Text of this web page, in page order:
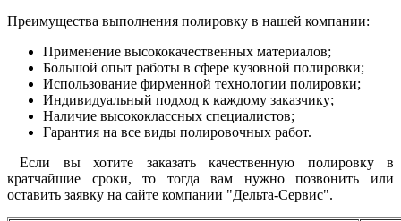
Преимущества выполнения полировку в нашей компании:
Применение высококачественных материалов;
Большой опыт работы в сфере кузовной полировки;
Использование фирменной технологии полировки;
Индивидуальный подход к каждому заказчику;
Наличие высококлассных специалистов;
Гарантия на все виды полировочных работ.
Если вы хотите заказать качественную полировку в
кратчайшие сроки, то тогда вам нужно позвонить или
оставить заявку на сайте компании "Дельта-Сервис".